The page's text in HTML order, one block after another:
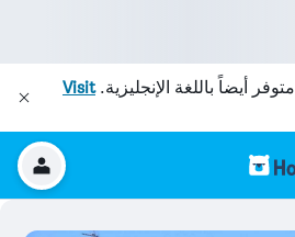
متوفر أيضاً باللغة الإنجليزية.Visit